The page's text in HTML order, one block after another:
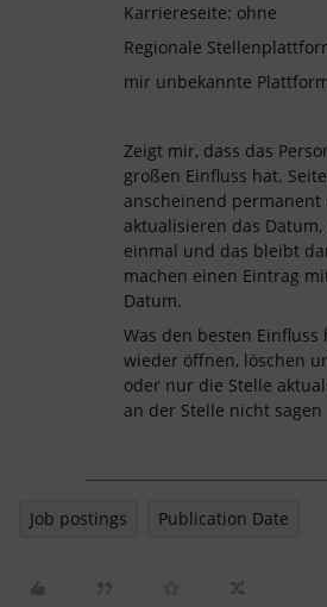
Karriereseite: ohne
Regionale
mir unbekannte
Zeigt mir, dass das
großen Einfluss hat.
anscheinend permanent
aktualisieren das
einmal und das bleibt
machen einen Eintrag
Datum.
Was den besten
wieder öffnen, löschen
oder nur die Stelle
an der Stelle nicht sagen
Job postings Publication Date